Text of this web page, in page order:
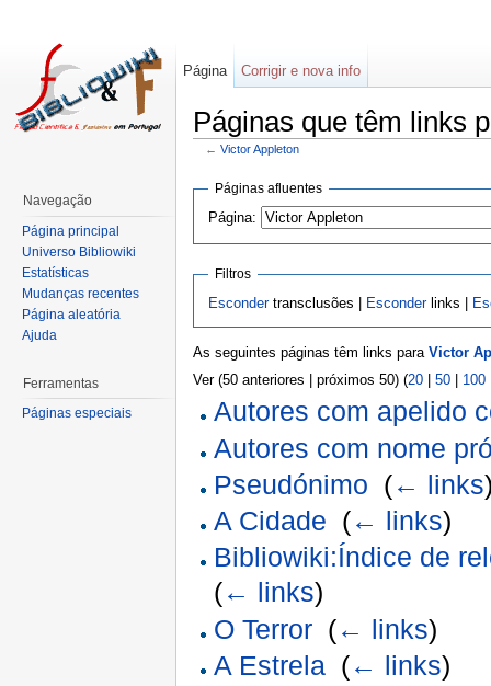
Páginas que têm links
← Victor Appleton
Páginas afluentes
Página:
Filtros
Escondertransclusões | Esconderlinks |
As seguintes páginas têm links para Victor
Ver (50 anteriores | próximos 50) (20 50 100
Autores com apelido
Autores com nome
Pseudónimo (← links
A Cidade (← links)
Bibliowiki:Índice de
(← links)
O Terror (← links)
A Estrela (← links)
Página Corrigir e nova info
Navegação
Página principal
Universo Bibliowiki
Estatísticas
Mudanças recentes
Página aleatória
Ajuda
Ferramentas
Páginas especiais